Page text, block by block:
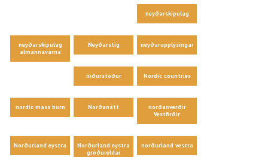
neyðarskipulag
neyðarskipulag
almannavarna
Neyðarstig neyðarupplýsingar
niðurstöður Nordic countries
nordic mass burn Norðanátt
norðanverðir
Vestfirðir
Norðurland eystra
Norðurland eystra
gróðureldar
norðurland vestra